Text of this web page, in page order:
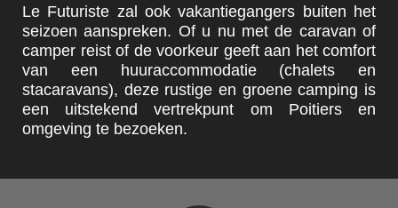
Le Futuriste zal ook vakantiegangers buiten het
seizoen aanspreken. Of u nu met de caravan of
camper reist of de voorkeur geeft aan het comfort
van een huuraccommodatie (chalets en
stacaravans), deze rustige en groene camping is
een uitstekend vertrekpunt om Poitiers en
omgeving te bezoeken.